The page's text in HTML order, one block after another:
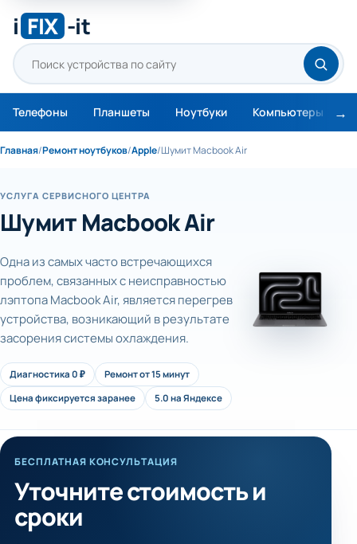
i FIX -it
Телефоны Планшеты Ноутбуки Компьютеры
Главная/Ремонт ноутбуков/Apple/Шумит Macbook Air
УСЛУГА СЕРВИСНОГО ЦЕНТРА
Шумит Macbook Air
Одна из самых часто встречающихся
проблем, связанных с неисправностью
лэптопа Macbook Air, является перегрев
устройства, возникающий в результате
засорения системы охлаждения.
Диагностика 0 ₽
Ремонт от 15 минут
Цена фиксируется заранее
5.0 на Яндексе
БЕСПЛАТНАЯ КОНСУЛЬТАЦИЯ
Уточните стоимость и
сроки